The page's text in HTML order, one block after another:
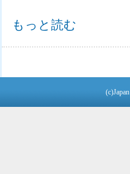
編集方針 について
もっと読む